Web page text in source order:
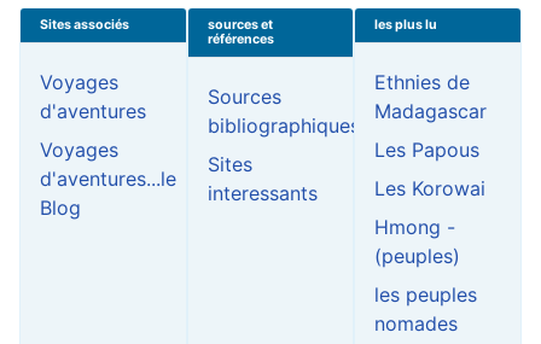
Sites associés
Voyages
d'aventures
Voyages
d'aventures...le
Blog
sources et
références
Sources
bibliographiques
Sites
interessants
les plus lu
Ethnies de
Madagascar
Les Papous
Les Korowai
Hmong -
(peuples)
les peuples
nomades